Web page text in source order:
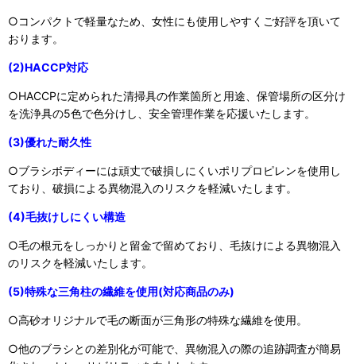
○コンパクトで軽量なため、女性にも使用しやすくご好評を頂いて
おります。
(2)HACCP対応
○HACCPに定められた清掃具の作業箇所と用途、保管場所の区分け
を洗浄具の5色で色分けし、安全管理作業を応援いたします。
(3)優れた耐久性
○ブラシボディーには頑丈で破損しにくいポリプロピレンを使用し
ており、破損による異物混入のリスクを軽減いたします。
(4)毛抜けしにくい構造
○毛の根元をしっかりと留金で留めており、毛抜けによる異物混入
のリスクを軽減いたします。
(5)特殊な三角柱の繊維を使用(対応商品のみ)
○高砂オリジナルで毛の断面が三角形の特殊な繊維を使用。
○他のブラシとの差別化が可能で、異物混入の際の追跡調査が簡易